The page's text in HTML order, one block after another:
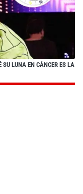
LUNA EN CÁNCER ES LA